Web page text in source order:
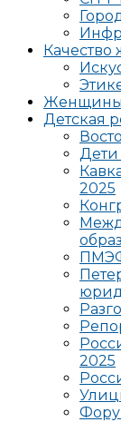
Качество
Женщины
Детская
Дети
2025
2025